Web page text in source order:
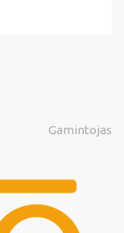
Gamintojas